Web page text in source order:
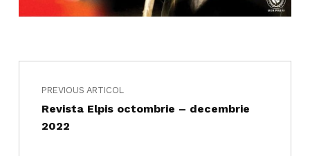
Skip back to main navigation
Navigare în articole
PREVIOUS ARTICOL
Revista Elpis octombrie – decembrie
2022